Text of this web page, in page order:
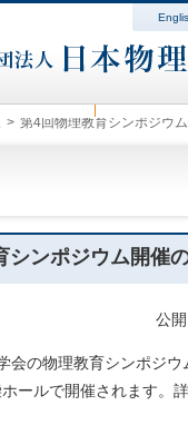
会費案内
第4回物理教育シンポジウ
シンポジウム開催
公
会の物理教育シンポジウ
ホールで開催されます。